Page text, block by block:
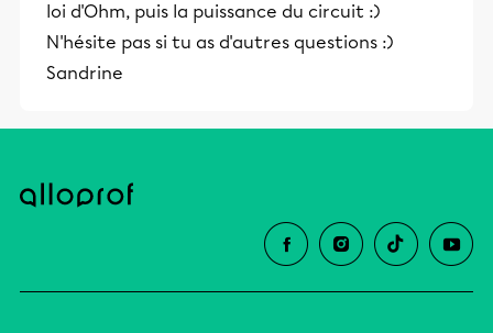
loi d'Ohm, puis la puissance du circuit :)
N'hésite pas si tu as d'autres questions :)
Sandrine